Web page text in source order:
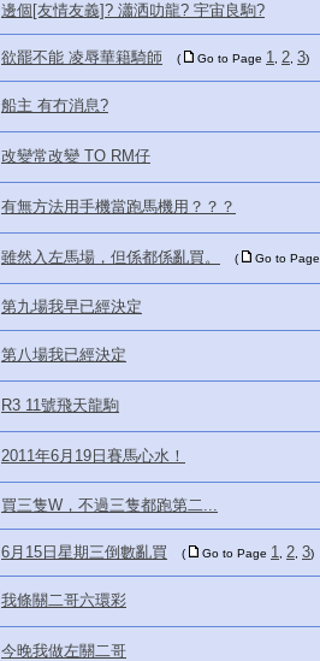
邊個[友情友義]? 瀟洒叻龍? 宇宙良駒?
欲罷不能 凌辱華籍騎師 ( Go to Page 1 2 3)
船主 有冇消息?
改變常改變 TO RM仔
有無方法用手機當跑馬機用？？？
雖然入左馬場，但係都係亂買。 ( Go to Page
第九場我早已經決定
第八場我已經決定
R3 11號飛天龍駒
2011年6月19日賽馬心水！
買三隻W，不過三隻都跑第二...
6月15日星期三倒數亂買 ( Go to Page 1 2 3)
我條關二哥六環彩
今晚我做左關二哥